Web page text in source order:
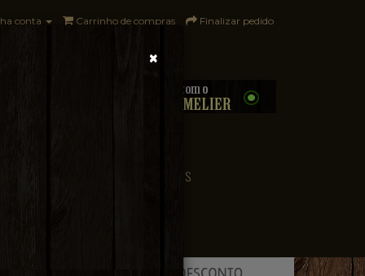
conta Carrinho de compras Finalizar pedido
PAÍSES
×